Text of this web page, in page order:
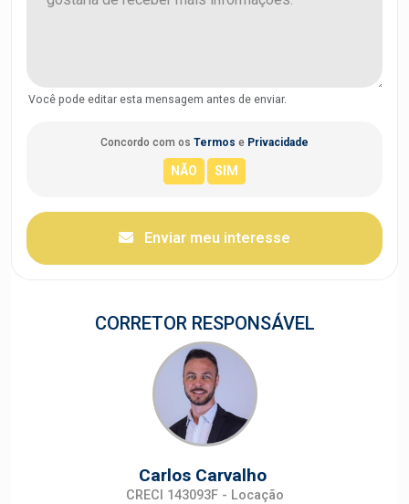
Você pode editar esta mensagem antes de enviar.
Concordo com os Termos e Privacidade
Enviar meu interesse
CORRETOR RESPONSÁVEL
Carlos Carvalho
CRECI 143093F - Locação